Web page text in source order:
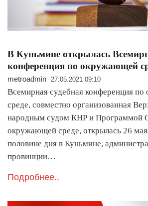
В Куньмине открылась
конференция по окружающей
metroadmin 27.05.2021 09:10
Всемирная судебная конференция
среде, совместно организованная
народным судом КНР и Программой
окружающей среде, открылась 26
половине дня в Куньмине,
провинции…
Подробнее..